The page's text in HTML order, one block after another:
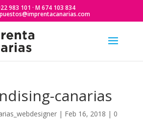
983 101 · M 674 103 834
canarias
| Feb 16, 2018 | 0